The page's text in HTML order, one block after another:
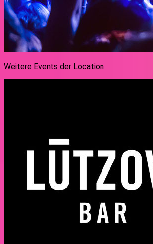
Weitere Events der Location